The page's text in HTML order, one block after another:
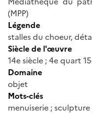
(MPP)
Légende
stalles du choeur,
Siècle de l'œuvre
14e siècle ; 4e quart
Domaine
objet
Mots-clés
menuiserie ;